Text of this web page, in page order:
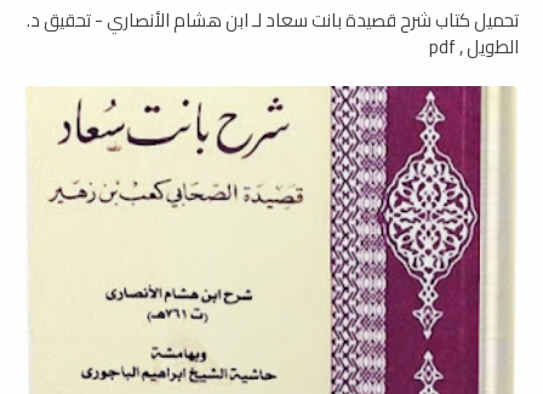
تحميل كتاب شرح قصيدة بانت سعاد لـ ابن هشام الأنصاري - تحقيق د.
الطويل , pdf